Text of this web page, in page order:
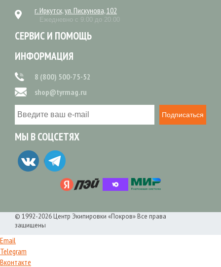
г. Иркутск, ул. Пискунова, 102
Ежедневно с 9.00 до 20.00
СЕРВИС И ПОМОЩЬ
ИНФОРМАЦИЯ
8 (800) 500-75-52
shop@tyrmag.ru
Подписаться
МЫ В СОЦСЕТЯХ
© 1992-2026 Центр Экипировки «Покров» Все права
защищены
Email
Telegram
Вконтакте